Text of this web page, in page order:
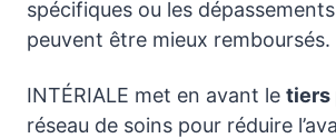
spécifiques ou les
peuvent être mieux remboursés.
INTÉRIALE met en avant le tiers
réseau de soins pour réduire